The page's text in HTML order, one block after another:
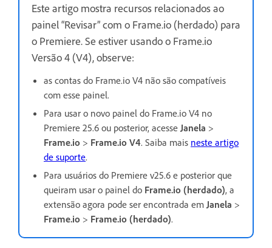
Este artigo mostra recursos relacionados ao
painel “Revisar” com o Frame.io (herdado) para
o Premiere. Se estiver usando o Frame.io
Versão 4 (V4), observe:
as contas do Frame.io V4 não são compatíveis
com esse painel.
Para usar o novo painel do Frame.io V4 no
Premiere 25.6 ou posterior, acesse Janela >
Frame.io > Frame.io V4. Saiba mais neste artigo
de suporte.
Para usuários do Premiere v25.6 e posterior que
queiram usar o painel do Frame.io (herdado), a
extensão agora pode ser encontrada em Janela >
Frame.io > Frame.io (herdado).